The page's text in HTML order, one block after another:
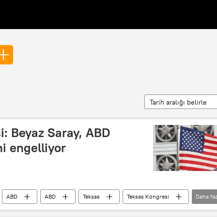
Tarih aralığı belirle
Beyaz Saray, ABD
engelliyor
ABD ABD Teksas
Teksas Kongresi
Beyaz Saray
Daha